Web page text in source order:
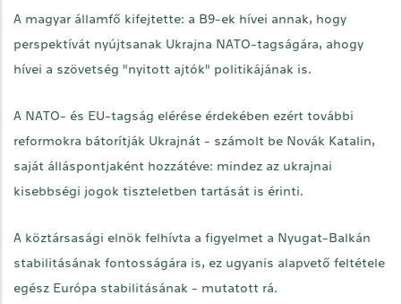
A magyar államfő kifejtette: a B9-ek hívei annak, hogy
perspektívát nyújtsanak Ukrajna NATO-tagságára, ahogy
hívei a szövetség "nyitott ajtók" politikájának is.
A NATO- és EU-tagság elérése érdekében ezért további
reformokra bátorítják Ukrajnát - számolt be Novák Katalin,
saját álláspontjaként hozzátéve: mindez az ukrajnai
kisebbségi jogok tiszteletben tartását is érinti.
A köztársasági elnök felhívta a figyelmet a Nyugat-Balkán
stabilitásának fontosságára is, ez ugyanis alapvető feltétele
egész Európa stabilitásának - mutatott rá.